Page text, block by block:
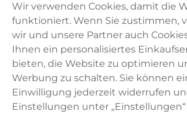
Zahlungsmöglichkeiten
Die Bezahlung erfolgt sicher über Klarna,
Kreditkarte
Kauf auf Rechnung
Haypp Österreich
Wir verwenden Cookies, damit die
funktioniert. Wenn Sie zustimmen,
wir und unsere Partner auch
Ihnen ein personalisiertes
bieten, die Website zu optimieren
Werbung zu schalten. Sie können
Einwilligung jederzeit widerrufen
Einstellungen unter